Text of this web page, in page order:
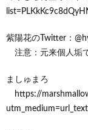
紫陽花のTwitter：
注意：元来個人垢
ましゅまろ
https://